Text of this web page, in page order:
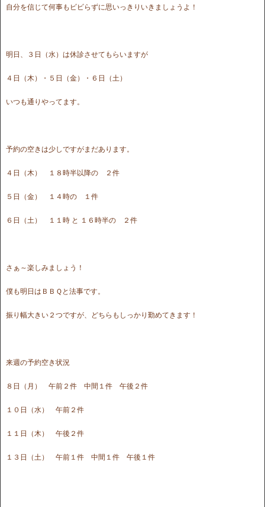
自分を信じて何事もビビらずに思いっきりいきましょうよ！
明日、３日（水）は休診させてもらいますが
４日（木）・５日（金）・６日（土）
いつも通りやってます。
予約の空きは少しですがまだあります。
４日（木） １８時半以降の ２件
５日（金） １４時の １件
６日（土） １１時 と １６時半の ２件
さぁ～楽しみましょう！
僕も明日はＢＢＱと法事です。
振り幅大きい２つですが、どちらもしっかり勤めてきます！
来週の予約空き状況
８日（月） 午前２件 中間１件 午後２件
１０日（水） 午前２件
１１日（木） 午後２件
１３日（土） 午前１件 中間１件 午後１件